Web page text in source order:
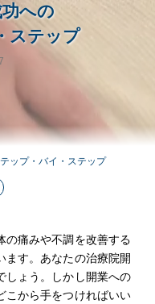
への
ステップ
ップ・バイ・ステップ
の痛みや不調を改善する
ます。あなたの治療院開
しょう。しかし開業への
こから手をつければいい